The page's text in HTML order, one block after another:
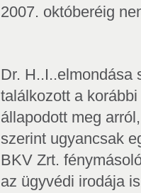
2007. októberéig
Dr. H..I..elmondása
találkozott a
állapodott meg
szerint ugyancsak
BKV Zrt.
az ügyvédi irodája